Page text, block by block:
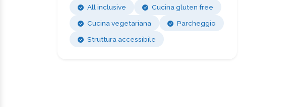
All inclusive
Cucina gluten free
Cucina vegetariana
Parcheggio
Struttura accessibile